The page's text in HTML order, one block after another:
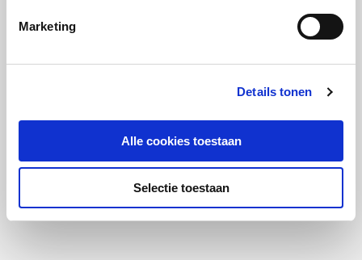
Marketing
Details tonen
Alle cookies toestaan
Selectie toestaan